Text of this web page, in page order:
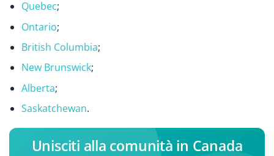
Quebec;
Ontario;
British Columbia;
New Brunswick;
Alberta;
Saskatchewan.
Unisciti alla comunità in Canada